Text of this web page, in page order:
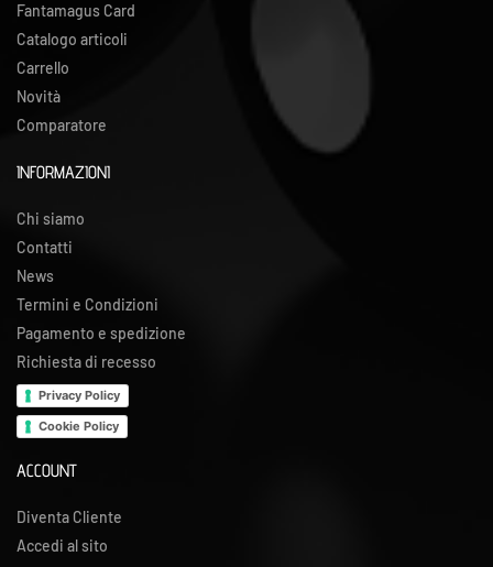
Fantamagus Card
Catalogo articoli
Carrello
Novità
Comparatore
INFORMAZIONI
Chi siamo
Contatti
News
Termini e Condizioni
Pagamento e spedizione
Richiesta di recesso
Privacy Policy
Cookie Policy
ACCOUNT
Diventa Cliente
Accedi al sito